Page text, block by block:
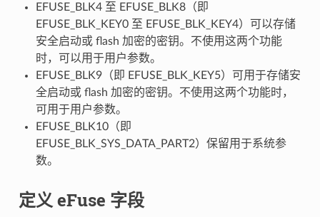
EFUSE_BLK4 至 EFUSE_BLK8（即
EFUSE_BLK_KEY0 至 EFUSE_BLK_KEY4）可以存储
安全启动或 flash 加密的密钥。不使用这两个功能
时，可以用于用户参数。
EFUSE_BLK9（即 EFUSE_BLK_KEY5）可用于存储安
全启动或 flash 加密的密钥。不使用这两个功能时，
可用于用户参数。
EFUSE_BLK10（即
EFUSE_BLK_SYS_DATA_PART2）保留用于系统参
数。
定义 eFuse 字段